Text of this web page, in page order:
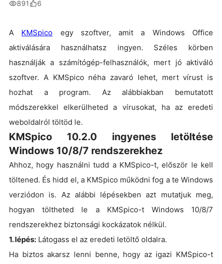
891
6
A KMSpico egy szoftver, amit a Windows Office
aktiválására használhatsz ingyen. Széles körben
használják a számítógép-felhasználók, mert jó aktiváló
szoftver. A KMSpico néha zavaró lehet, mert vírust is
hozhat a program. Az alábbiakban bemutatott
módszerekkel elkerülheted a vírusokat, ha az eredeti
weboldalról töltöd le.
KMSpico 10.2.0 ingyenes letöltése
Windows 10/8/7 rendszerekhez
Ahhoz, hogy használni tudd a KMSpico-t, először le kell
töltened. És hidd el, a KMSpico működni fog a te Windows
verziódon is. Az alábbi lépésekben azt mutatjuk meg,
hogyan töltheted le a KMSpico-t Windows 10/8/7
rendszerekhez biztonsági kockázatok nélkül.
1. lépés: Látogass el az eredeti letöltő oldalra.
Ha biztos akarsz lenni benne, hogy az igazi KMSpico-t